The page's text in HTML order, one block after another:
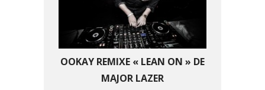
OOKAY REMIXE « LEAN ON » DE
MAJOR LAZER